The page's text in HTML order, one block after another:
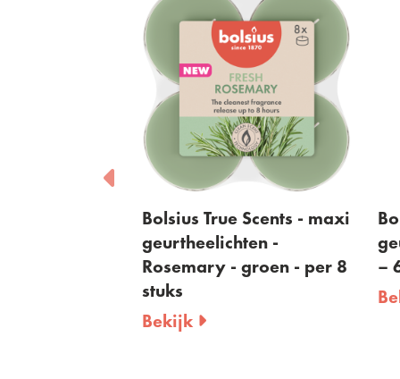
Bolsius True Scents - maxi
geurtheelichten -
Rosemary - groen - per 8
stuks
Bekijk
–